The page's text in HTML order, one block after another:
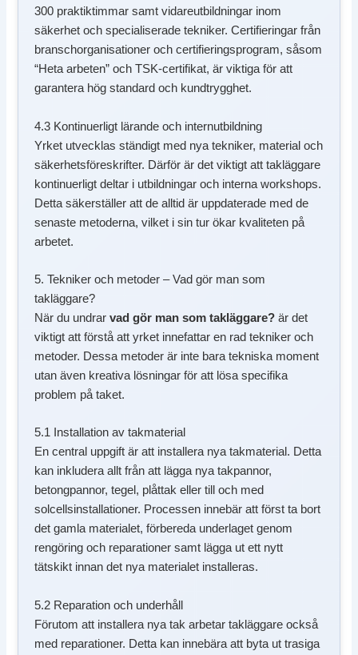
300 praktiktimmar samt vidareutbildningar inom
säkerhet och specialiserade tekniker. Certifieringar från
branschorganisationer och certifieringsprogram, såsom
“Heta arbeten” och TSK-certifikat, är viktiga för att
garantera hög standard och kundtrygghet.
4.3 Kontinuerligt lärande och internutbildning
Yrket utvecklas ständigt med nya tekniker, material och
säkerhetsföreskrifter. Därför är det viktigt att takläggare
kontinuerligt deltar i utbildningar och interna workshops.
Detta säkerställer att de alltid är uppdaterade med de
senaste metoderna, vilket i sin tur ökar kvaliteten på
arbetet.
5. Tekniker och metoder – Vad gör man som
takläggare?
När du undrarvad gör man som takläggare? är det
viktigt att förstå att yrket innefattar en rad tekniker och
metoder. Dessa metoder är inte bara tekniska moment
utan även kreativa lösningar för att lösa specifika
problem på taket.
5.1 Installation av takmaterial
En central uppgift är att installera nya takmaterial. Detta
kan inkludera allt från att lägga nya takpannor,
betongpannor, tegel, plåttak eller till och med
solcellsinstallationer. Processen innebär att först ta bort
det gamla materialet, förbereda underlaget genom
rengöring och reparationer samt lägga ut ett nytt
tätskikt innan det nya materialet installeras.
5.2 Reparation och underhåll
Förutom att installera nya tak arbetar takläggare också
med reparationer. Detta kan innebära att byta ut trasiga